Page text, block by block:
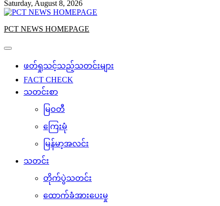
Saturday, August 8, 2026
PCT NEWS HOMEPAGE
ဖတ်ရှုသင့်သည့်သတင်းများ
FACT CHECK
သတင်းစာ
မြဝတီ
ကြေးမုံ
မြန်မာ့အလင်း
သတင်း
တိုက်ပွဲသတင်း
ထောက်ခံအားပေးမှု